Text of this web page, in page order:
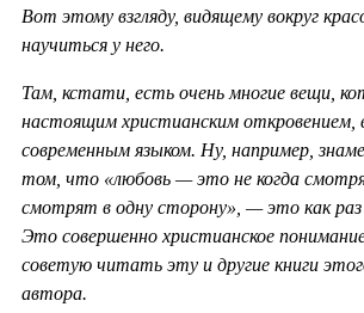
Вот этому взгляду, видящему вокруг
научиться у него.
Там, кстати, есть очень многие вещи,
настоящим христианским
современным языком. Ну, например,
том, что «любовь — это не когда
смотрят в одну сторону», — это как раз
Это совершенно христианское
советую читать эту и другие книги
автора.